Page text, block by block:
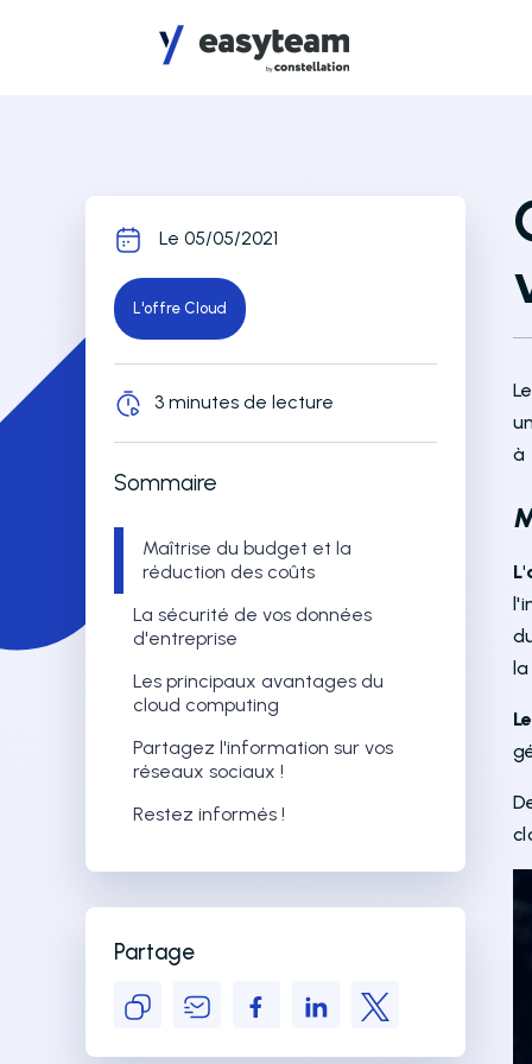
Le 05/05/2021
L'offre Cloud
3 minutes de lecture
Sommaire
Maîtrise du budget et la
réduction des coûts
La sécurité de vos données
d'entreprise
Les principaux avantages du
cloud computing
Partagez l'information sur vos
réseaux sociaux !
Restez informés !
Partage
à